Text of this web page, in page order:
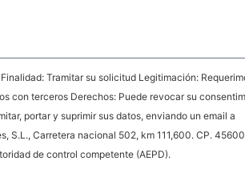
Tramitar su solicitud Legitimación:
con terceros Derechos: Puede revocar su
portar y suprimir sus datos, enviando un email a
S.L., Carretera nacional 502, km 111,600. CP.
de control competente (AEPD).